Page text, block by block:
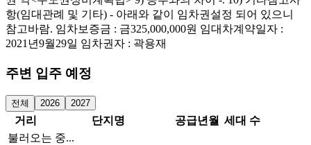
항(임대관례 및 기타) - 아래와 같이 임차권설정 되어 있으니
참고바람. 임차보증금 : 금325,000,000원 임대차계약일자 :
2021년9월29일 임차권자 : 곽용재
주변 입주 예정
전체 2026 2027
거리 단지명 공급년월 세대 수
불러오는 중...